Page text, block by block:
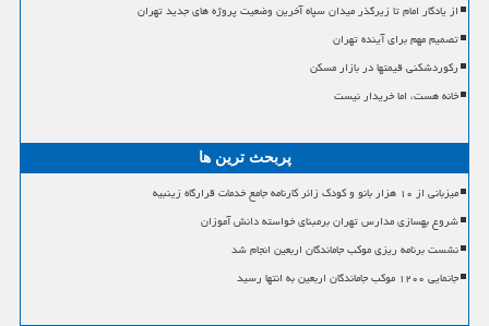
از یادگار امام تا زیرگذر میدان سپاه آخرین وضعیت پروژه های جدید تهران
تصمیم مهم برای آینده تهران
رکوردشکنی قیمتها در بازار مسکن
خانه هست، اما خریدار نیست
پربحث ترین ها
میزبانی از ۱۰ هزار بانو و کودک زائر کارنامه جامع خدمات قرارگاه زینبیه
شروع بهسازی مدارس تهران برمبنای خواسته دانش آموزان
نشست برنامه ریزی موکب جاماندگان اربعین انجام شد
جانمایی ۱۲۰۰ موکب جاماندگان اربعین به انتها رسید